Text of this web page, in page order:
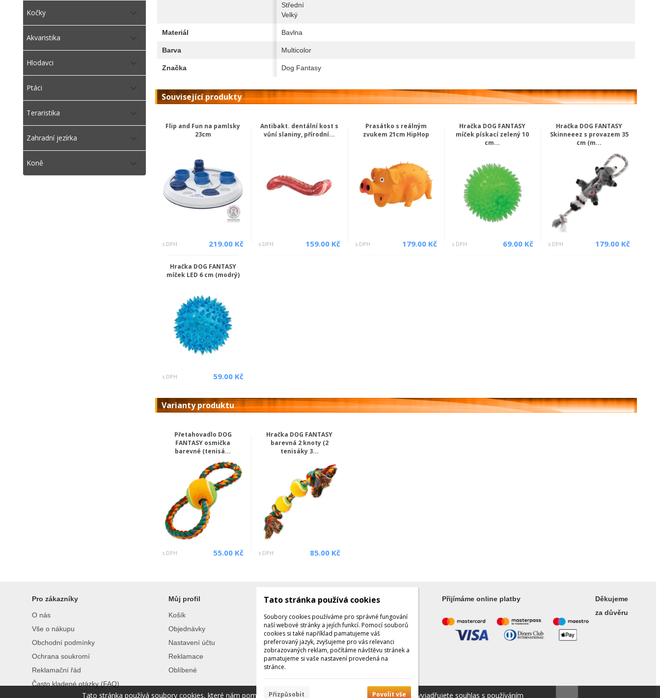
Kočky
Akvaristika
Hlodavci
Ptáci
Teraristika
Zahradní jezírka
Koně
Střední
Velký
Materiál Bavlna
Barva Multicolor
Značka Dog Fantasy
Související produkty
Flip and Fun na pamlsky
23cm
s DPH 219.00 Kč
Antibakt. dentální kost s
vůní slaniny, přírodní...
s DPH 159.00 Kč
Prasátko s reálným
zvukem 21cm HipHop
s DPH 179.00 Kč
Hračka DOG FANTASY
míček pískací zelený 10
cm...
s DPH 69.00 Kč
Hračka DOG FANTASY
Skinneeez s provazem 35
cm (m...
s DPH 179.00 Kč
Hračka DOG FANTASY
míček LED 6 cm (modrý)
s DPH 59.00 Kč
Varianty produktu
Přetahovadlo DOG
FANTASY osmička
barevné (tenisá...
s DPH 55.00 Kč
Hračka DOG FANTASY
barevná 2 knoty (2
tenisáky 3...
s DPH 85.00 Kč
Pro zákazníky
O nás
Vše o nákupu
Obchodní podmínky
Ochrana soukromí
Reklamační řád
Často kladené otázky (FAQ)
Můj profil
Košík
Objednávky
Nastavení účtu
Reklamace
Oblíbené
Kontakty
Kontaktujte nás
Tel.: +420 608 141 224
Po - Pá: 9:00 - 16:00
Facebook
Přijímáme online platby
Děkujeme
za důvěru
Tato stránka používá soubory cookies, které nám pomáhají poskytovat služby. Používáním našich služeb vyjadřujete souhlas s používáním
Tato stránka používá cookies
Soubory cookies používáme pro správné fungování
naší webové stránky a jejích funkcí. Pomocí souborů
cookies si také například pamatujeme váš
preferovaný jazyk, zvyšujeme pro vás relevanci
zobrazovaných reklam, počítáme návštěvu stránek a
pamatujeme si vaše nastavení provedená na
stránce.
Přizpůsobit Povolit vše